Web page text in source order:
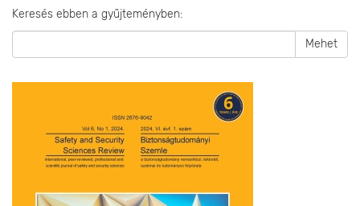
Keresés ebben a gyűjteményben:
Mehet